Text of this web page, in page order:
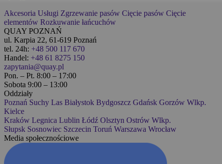
Akcesoria Usługi Zgrzewanie pasów Cięcie pasów Cięcie
elementów Rozkuwanie łańcuchów
QUAY POZNAŃ
ul. Karpia 22, 61-619 Poznań
tel. 24h: +48 500 117 670
Handel: +48 61 8275 150
zapytania@quay.pl
Pon. – Pt. 8:00 – 17:00
Sobota 9:00 – 13:00
Oddziały
Poznań Suchy Las Białystok Bydgoszcz Gdańsk Gorzów Wlkp.
Kielce
Kraków Legnica Lublin Łódź Olsztyn Ostrów Wlkp.
Słupsk Sosnowiec Szczecin Toruń Warszawa Wrocław
Media społecznościowe